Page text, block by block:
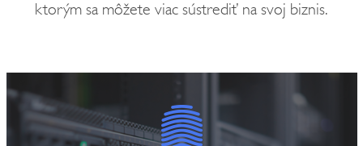
ktorým sa môžete viac sústrediť na svoj biznis.